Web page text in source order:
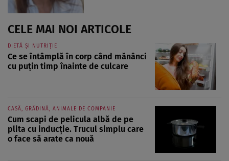
CELE MAI NOI ARTICOLE
DIETĂ ȘI NUTRIȚIE
Ce se întâmplă în corp când mănânci
cu puțin timp înainte de culcare
CASĂ, GRĂDINĂ, ANIMALE DE COMPANIE
Cum scapi de pelicula albă de pe
plita cu inducție. Trucul simplu care
o face să arate ca nouă